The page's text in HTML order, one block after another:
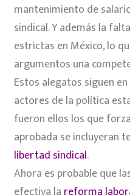
mantenimiento de
sindical. Y además la
estrictas en México, lo
argumentos una
Estos alegatos siguen
actores de la política
fueron ellos los que
aprobada se incluyeran
libertad sindical.
Ahora es probable que